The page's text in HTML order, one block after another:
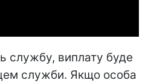
службу, виплату буде
служби. Якщо особа